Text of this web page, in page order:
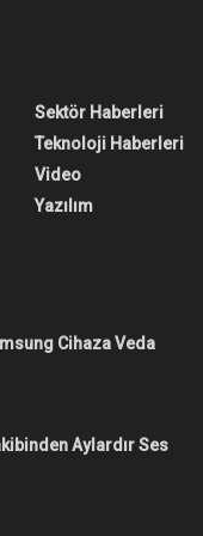
Sektör Haberleri
Teknoloji Haberleri
Video
Yazılım
Cihaza Veda
Aylardır Ses